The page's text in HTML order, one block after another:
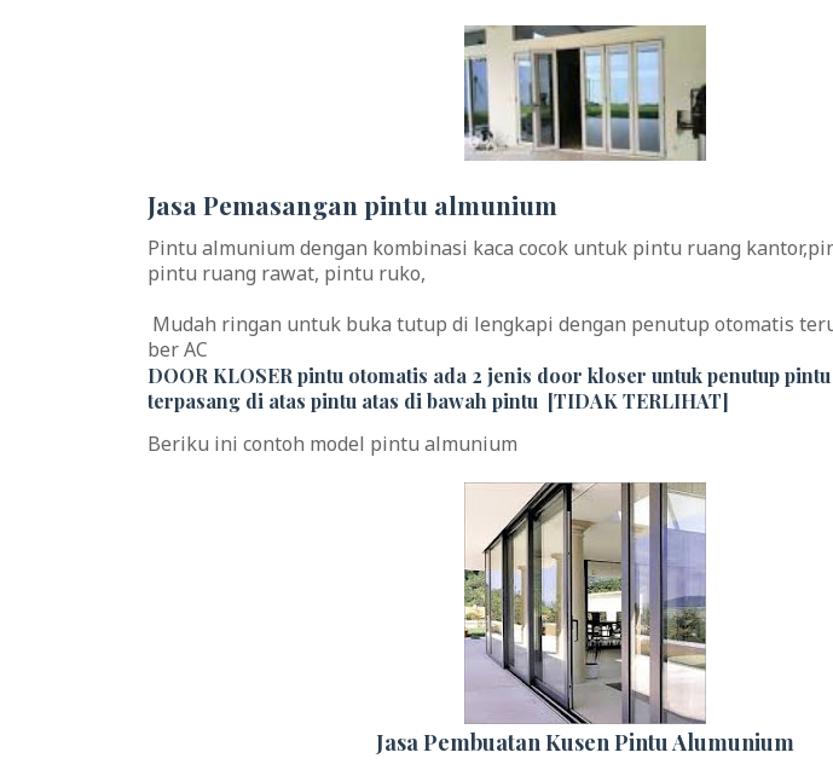
Jasa Pemasangan pintu almunium
Pintu almunium dengan kombinasi kaca cocok untuk pintu ruang
pintu ruang rawat, pintu ruko,
Mudah ringan untuk buka tutup di lengkapi dengan penutup otomatis
ber AC
DOOR KLOSER pintu otomatis ada 2 jenis door kloser untuk penutup
terpasang di atas pintu atas di bawah pintu [TIDAK TERLIHAT]
Beriku ini contoh model pintu almunium
Jasa Pembuatan Kusen Pintu Alumunium